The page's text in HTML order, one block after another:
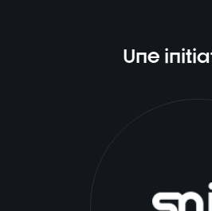
Une